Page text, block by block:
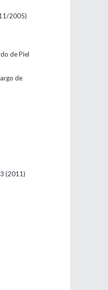
2005)
de Piel
de
(2011)